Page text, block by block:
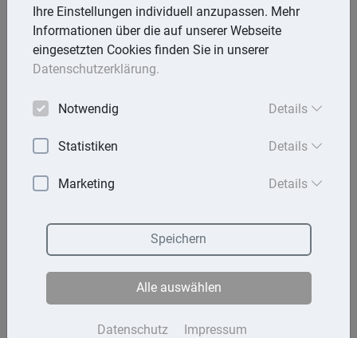
Startseite
Kontakt
Datenschutz
Ihre Einstellungen individuell anzupassen. Mehr
Informationen über die auf unserer Webseite
eingesetzten Cookies finden Sie in unserer
Datenschutzerklärung.
Notwendig Details
Statistiken Details
Marketing Details
Datenschutz Impressum
Speichern
Alle auswählen